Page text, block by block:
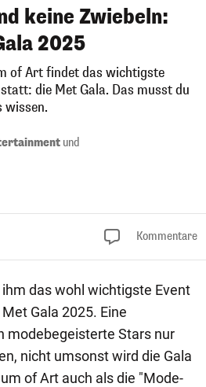
keine Zwiebeln:
2025
of Art findet das wichtigste
die Met Gala. Das musst du
wissen.
und
Kommentare
das wohl wichtigste Event
Gala 2025. Eine
modebegeisterte Stars nur
nicht umsonst wird die Gala
of Art auch als die "Mode-